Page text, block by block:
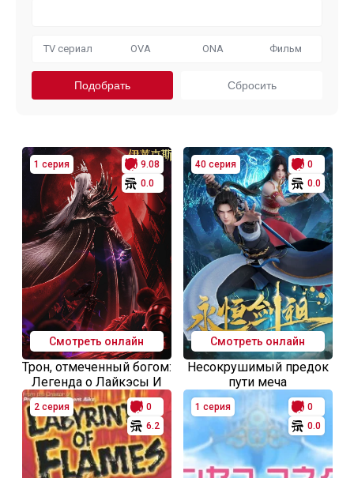
TV сериал OVA ONA Фильм
1 серия
9.08
0.0
Смотреть онлайн
Трон, отмеченный богом:
Легенда о Лайкэсы И
40 серия
0
0.0
Смотреть онлайн
Несокрушимый предок
пути меча
2 серия
0
6.2
1 серия
0
0.0